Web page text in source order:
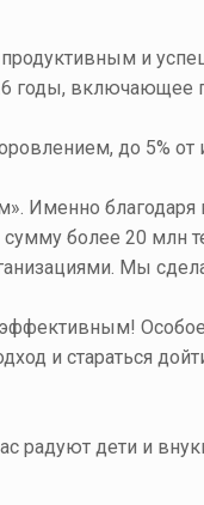
продуктивным и
годы, включающее
до 5% от
Именно
более 20 млн
Мы
эффективным!
и стараться
радуют дети и